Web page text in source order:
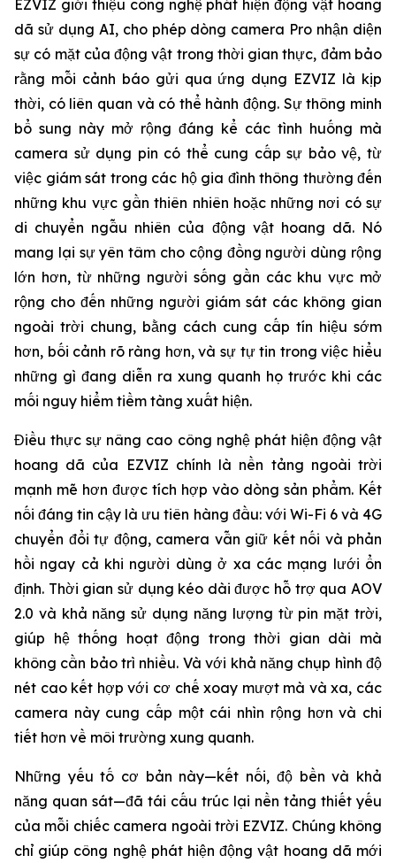
EZVIZ giới thiệu công nghệ phát hiện động vật hoang
dã sử dụng AI, cho phép dòng camera Pro nhận diện
sự có mặt của động vật trong thời gian thực, đảm bảo
rằng mỗi cảnh báo gửi qua ứng dụng EZVIZ là kịp
thời, có liên quan và có thể hành động. Sự thông minh
bổ sung này mở rộng đáng kể các tình huống mà
camera sử dụng pin có thể cung cấp sự bảo vệ, từ
việc giám sát trong các hộ gia đình thông thường đến
những khu vực gần thiên nhiên hoặc những nơi có sự
di chuyển ngẫu nhiên của động vật hoang dã. Nó
mang lại sự yên tâm cho cộng đồng người dùng rộng
lớn hơn, từ những người sống gần các khu vực mở
rộng cho đến những người giám sát các không gian
ngoài trời chung, bằng cách cung cấp tín hiệu sớm
hơn, bối cảnh rõ ràng hơn, và sự tự tin trong việc hiểu
những gì đang diễn ra xung quanh họ trước khi các
mối nguy hiểm tiềm tàng xuất hiện.
Điều thực sự nâng cao công nghệ phát hiện động vật
hoang dã của EZVIZ chính là nền tảng ngoài trời
mạnh mẽ hơn được tích hợp vào dòng sản phẩm. Kết
nối đáng tin cậy là ưu tiên hàng đầu: với Wi-Fi 6 và 4G
chuyển đổi tự động, camera vẫn giữ kết nối và phản
hồi ngay cả khi người dùng ở xa các mạng lưới ổn
định. Thời gian sử dụng kéo dài được hỗ trợ qua AOV
2.0 và khả năng sử dụng năng lượng từ pin mặt trời,
giúp hệ thống hoạt động trong thời gian dài mà
không cần bảo trì nhiều. Và với khả năng chụp hình độ
nét cao kết hợp với cơ chế xoay mượt mà và xa, các
camera này cung cấp một cái nhìn rộng hơn và chi
tiết hơn về môi trường xung quanh.
Những yếu tố cơ bản này—kết nối, độ bền và khả
năng quan sát—đã tái cấu trúc lại nền tảng thiết yếu
của mỗi chiếc camera ngoài trời EZVIZ. Chúng không
chỉ giúp công nghệ phát hiện động vật hoang dã mới